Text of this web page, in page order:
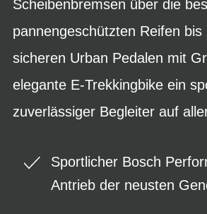
Scheibenbremsen über die
pannengeschützten Reifen bis
sicheren Urban Pedalen mit
elegante E-Trekkingbike ein
zuverlässiger Begleiter auf
Sportlicher Bosch
Antrieb der neusten